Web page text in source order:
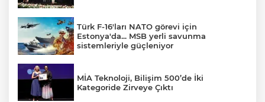
Türk F-16'ları NATO görevi için
Estonya'da... MSB yerli savunma
sistemleriyle güçleniyor
MİA Teknoloji, Bilişim 500’de İki
Kategoride Zirveye Çıktı